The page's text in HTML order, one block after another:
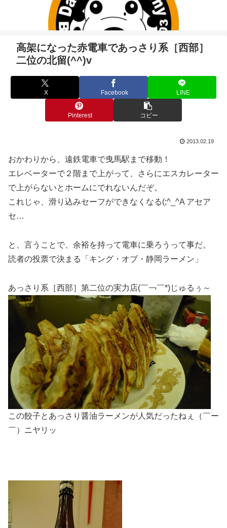
高架になった赤電車であっさり系［西部］
二位の北留(^^)v
X Facebook LINE
Pinterest コピー
2013.02.19
おかわりから、遠鉄電車で曳馬駅まで移動！
エレベーターで２階まで上がって、さらにエスカレーター
で上がらないとホームにでれないんだぞ。
これじゃ、滑り込みセーフができなくなる(;^_^A アセア
セ…
と、言うことで、余裕を持って電車に乗ろうって事だ。
読者の投票で決まる「キング・オブ・静岡ラーメン」
あっさり系［西部］第二位の実力店(￣￢￣*)じゅるぅ～
この餃子とあっさり醤油ラーメンが人気だったねぇ（￣ー
￣）ニヤリッ